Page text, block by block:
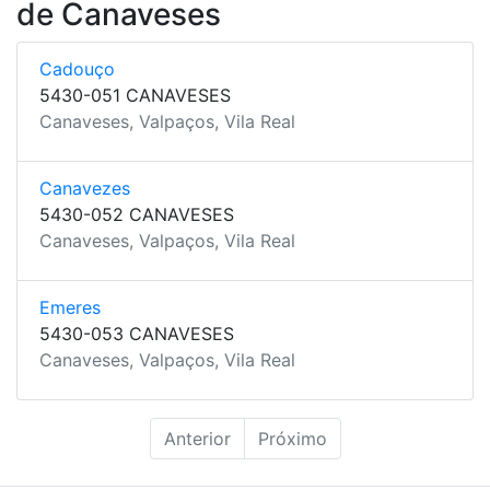
de Canaveses
Cadouço
5430-051 CANAVESES
Canaveses, Valpaços, Vila Real
Canavezes
5430-052 CANAVESES
Canaveses, Valpaços, Vila Real
Emeres
5430-053 CANAVESES
Canaveses, Valpaços, Vila Real
Anterior Próximo